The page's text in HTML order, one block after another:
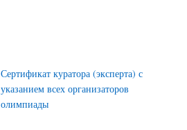
Сертификат куратора (эксперта) с
указанием всех организаторов
олимпиады